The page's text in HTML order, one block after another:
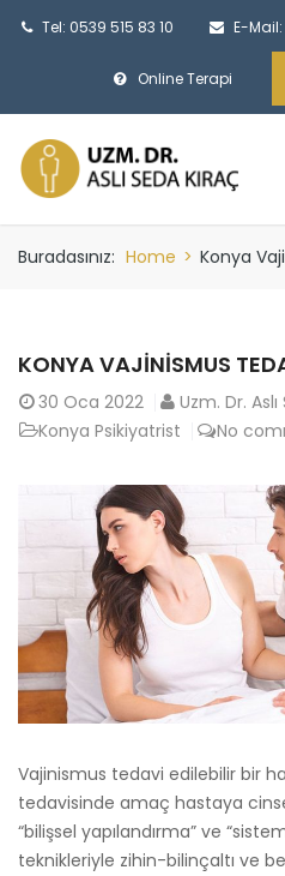
Tel: 0539 515 83 10 E-Mail:
Online Terapi
Buradasınız: Home > Konya
KONYA VAJINISMUS
30 Oca 2022
Uzm. Dr.
Konya Psikiyatrist
No
Vajinismus tedavi edilebilir bir
tedavisinde amaç hastaya
“bilişsel yapılandırma” ve
teknikleriyle zihin-bilinçaltı ve